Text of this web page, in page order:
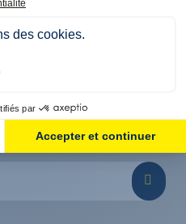
COMMANDE
Newsletter